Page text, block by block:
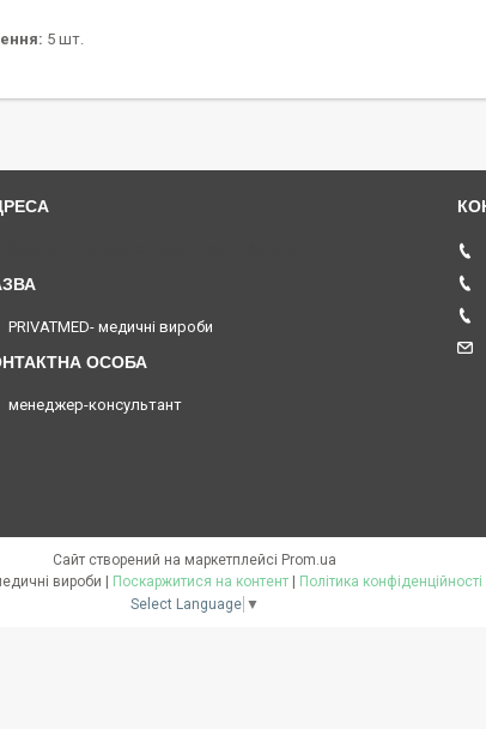
5 шт.
PRIVATMED- медичні вироби
менеджер-консультант
Сайт створений на маркетплейсі Prom.ua
Поскаржитися на контент
Політика конфіденційності
Select Language ▼